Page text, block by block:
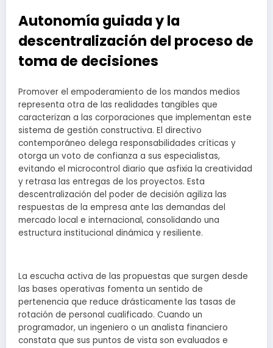
Autonomía guiada y la
descentralización del proceso de
toma de decisiones
Promover el empoderamiento de los mandos medios
representa otra de las realidades tangibles que
caracterizan a las corporaciones que implementan este
sistema de gestión constructiva. El directivo
contemporáneo delega responsabilidades críticas y
otorga un voto de confianza a sus especialistas,
evitando el microcontrol diario que asfixia la creatividad
y retrasa las entregas de los proyectos. Esta
descentralización del poder de decisión agiliza las
respuestas de la empresa ante las demandas del
mercado local e internacional, consolidando una
estructura institucional dinámica y resiliente.
La escucha activa de las propuestas que surgen desde
las bases operativas fomenta un sentido de
pertenencia que reduce drásticamente las tasas de
rotación de personal cualificado. Cuando un
programador, un ingeniero o un analista financiero
constata que sus puntos de vista son evaluados e